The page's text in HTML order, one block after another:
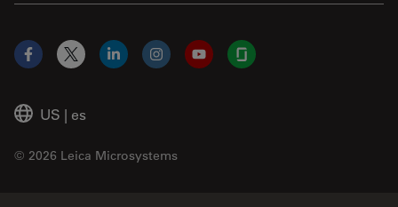
US | es
© 2026 Leica Microsystems
Facebook
X LinkedInInstagramYouTubeGlassdoor